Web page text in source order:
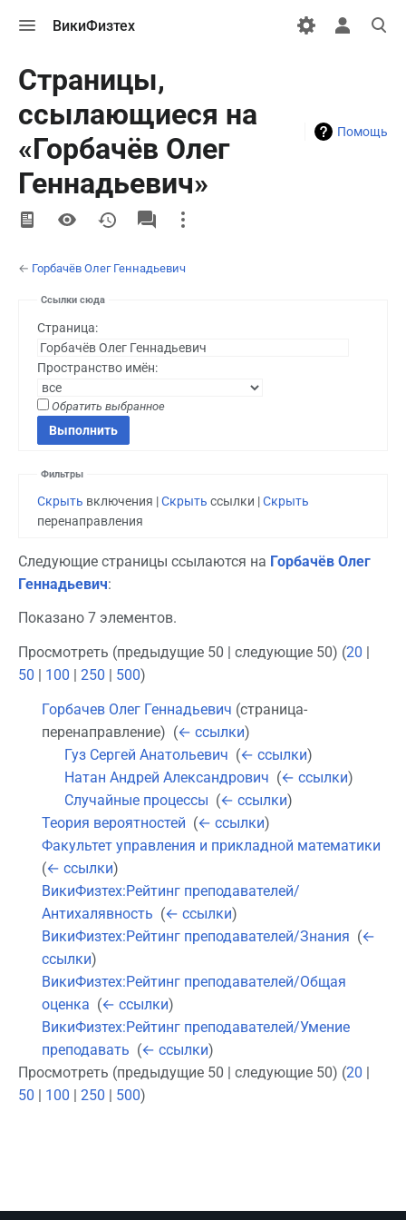
меню
ВикиФизтех
Открыть
поиск
Страницы,
ссылающиеся на
«Горбачёв Олег
Геннадьевич»
Помощь
More
actions
← Горбачёв Олег Геннадьевич
Ссылки сюда
Страница:
Пространство имён:
Обратить выбранное
Фильтры
Скрыть включения |Скрыть ссылки |Скрыть
перенаправления
Следующие страницы ссылаются на Горбачёв Олег
Геннадьевич:
Показано 7 элементов.
Просмотреть (предыдущие 50 | следующие 50) (20 |
50 | 100 | 250 | 500)
Горбачев Олег Геннадьевич (страница-
перенаправление) ‎ (← ссылки)
Гуз Сергей Анатольевич (← ссылки)
Натан Андрей Александрович (← ссылки)
Случайные процессы (← ссылки)
Теория вероятностей (← ссылки)
Факультет управления и прикладной математики
(← ссылки)
ВикиФизтех:Рейтинг преподавателей/
Антихалявность (← ссылки)
ВикиФизтех:Рейтинг преподавателей/Знания (←
ссылки)
ВикиФизтех:Рейтинг преподавателей/Общая
оценка (← ссылки)
ВикиФизтех:Рейтинг преподавателей/Умение
преподавать (← ссылки)
Просмотреть (предыдущие 50 | следующие 50) (20 |
50 | 100 | 250 | 500)